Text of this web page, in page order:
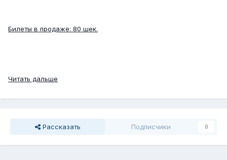
Билеты в продаже: 80 шек.
Читать дальше
Рассказать Подписчики 0